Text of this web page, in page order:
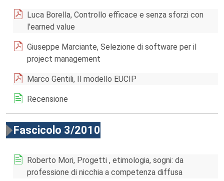
Luca Borella, Controllo efficace e senza sforzi con
l'earned value
Giuseppe Marciante, Selezione di software per il
project management
Marco Gentili, Il modello EUCIP
Recensione
Fascicolo 3/2010
Roberto Mori, Progetti , etimologia, sogni: da
professione di nicchia a competenza diffusa